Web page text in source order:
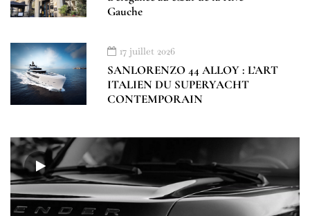
Gauche
17 juillet 2026
SANLORENZO 44 ALLOY : L’ART
ITALIEN DU SUPERYACHT
CONTEMPORAIN